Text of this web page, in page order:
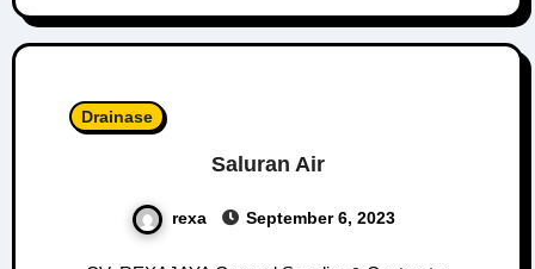
Drainase
Saluran Air
rexa September 6, 2023